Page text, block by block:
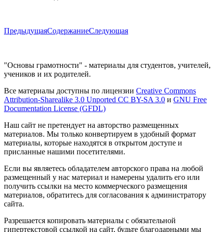
ПредыдущаяСодержаниеСледующая
"Основы грамотности" - материалы для студентов, учителей,
учеников и их родителей.
Все материалы доступны по лицензии Creative Commons
Attribution-Sharealike 3.0 Unported CC BY-SA 3.0 и GNU Free
Documentation License (GFDL)
Наш сайт не претендует на авторство размещенных
материалов. Мы только конвертируем в удобный формат
материалы, которые находятся в открытом доступе и
присланные нашими посетителями.
Если вы являетесь обладателем авторского права на любой
размещенный у нас материал и намерены удалить его или
получить ссылки на место коммерческого размещения
материалов, обратитесь для согласования к администратору
сайта.
Разрешается копировать материалы с обязательной
гипертекстовой ссылкой на сайт, будьте благодарными мы